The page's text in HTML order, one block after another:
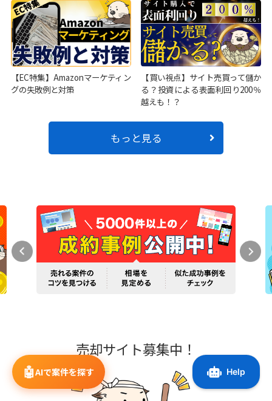
【EC特集】Amazonマーケティン
グの失敗例と対策
【買い視点】サイト売買って儲か
る？投資による表面利回り200％
越えも！？
もっと見る
売却サイト募集中！
🤖AIで案件を探す